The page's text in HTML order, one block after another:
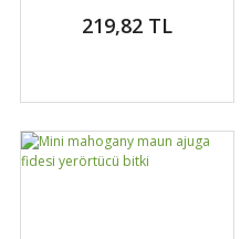
219,82 TL